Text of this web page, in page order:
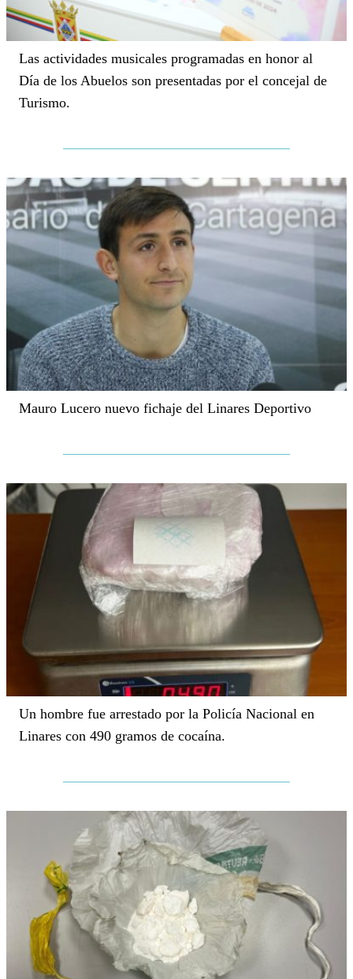
Las actividades musicales programadas en honor al
Día de los Abuelos son presentadas por el concejal de
Turismo.
Mauro Lucero nuevo fichaje del Linares Deportivo
Un hombre fue arrestado por la Policía Nacional en
Linares con 490 gramos de cocaína.